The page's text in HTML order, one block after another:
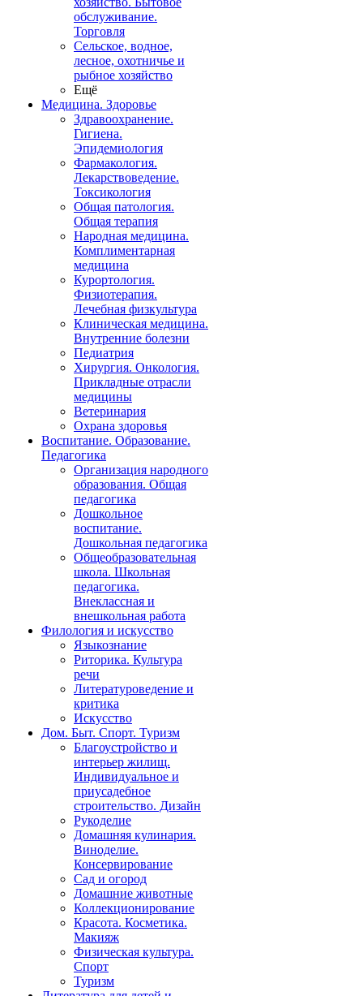
обслуживание.
Торговля
Сельское, водное,
лесное, охотничье и
рыбное хозяйство
Ещё
Медицина. Здоровье
Здравоохранение.
Гигиена.
Эпидемиология
Фармакология.
Лекарствоведение.
Токсикология
Общая патология.
Общая терапия
Народная медицина.
Комплиментарная
медицина
Курортология.
Физиотерапия.
Лечебная физкультура
Клиническая медицина.
Внутренние болезни
Педиатрия
Хирургия. Онкология.
Прикладные отрасли
медицины
Ветеринария
Охрана здоровья
Воспитание. Образование.
Педагогика
Организация народного
образования. Общая
педагогика
Дошкольное
воспитание.
Дошкольная педагогика
Общеобразовательная
школа. Школьная
педагогика.
Внеклассная и
внешкольная работа
Филология и искусство
Языкознание
Риторика. Культура
речи
Литературоведение и
критика
Искусство
Дом. Быт. Спорт. Туризм
Благоустройство и
интерьер жилищ.
Индивидуальное и
приусадебное
строительство. Дизайн
Рукоделие
Домашняя кулинария.
Виноделие.
Консервирование
Сад и огород
Домашние животные
Коллекционирование
Красота. Косметика.
Макияж
Физическая культура.
Спорт
Туризм